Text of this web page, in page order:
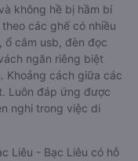
không hề bị hầm bí
các ghế có nhiều
ổ cắm usb, đèn đọc
ngăn riêng biệt
Khoảng cách giữa các
Luôn đáp ứng được
nghi trong việc di
Liêu - Bạc Liêu có hỗ